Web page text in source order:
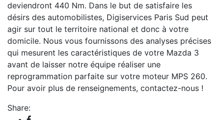
deviendront 440 Nm. Dans le but de satisfaire les
désirs des automobilistes, Digiservices Paris Sud peut
agir sur tout le territoire national et donc à votre
domicile. Nous vous fournissons des analyses précises
qui mesurent les caractéristiques de votre Mazda 3
avant de laisser notre équipe réaliser une
reprogrammation parfaite sur votre moteur MPS 260.
Pour avoir plus de renseignements, contactez-nous !
Share: